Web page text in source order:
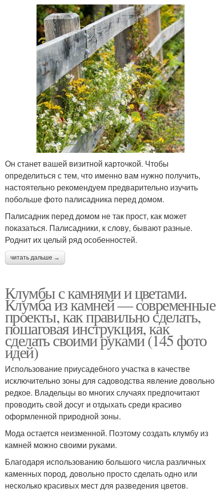
Он станет вашей визитной карточкой. Чтобы
определиться с тем, что именно вам нужно получить,
настоятельно рекомендуем предварительно изучить
побольше фото палисадника перед домом.
Палисадник перед домом не так прост, как может
показаться. Палисадники, к слову, бывают разные.
Роднит их целый ряд особенностей.
читать дальше →
Клумбы с камнями и цветами.
Клумба из камней — современные
проекты, как правильно сделать,
пошаговая инструкция, как
сделать своими руками (145 фото
идей)
Использование приусадебного участка в качестве
исключительно зоны для садоводства явление довольно
редкое. Владельцы во многих случаях предпочитают
проводить свой досуг и отдыхать среди красиво
оформленной природной зоны.
Мода остается неизменной. Поэтому создать клумбу из
камней можно своими руками.
Благодаря использованию большого числа различных
каменных пород, довольно просто сделать одно или
несколько красивых мест для разведения цветов.